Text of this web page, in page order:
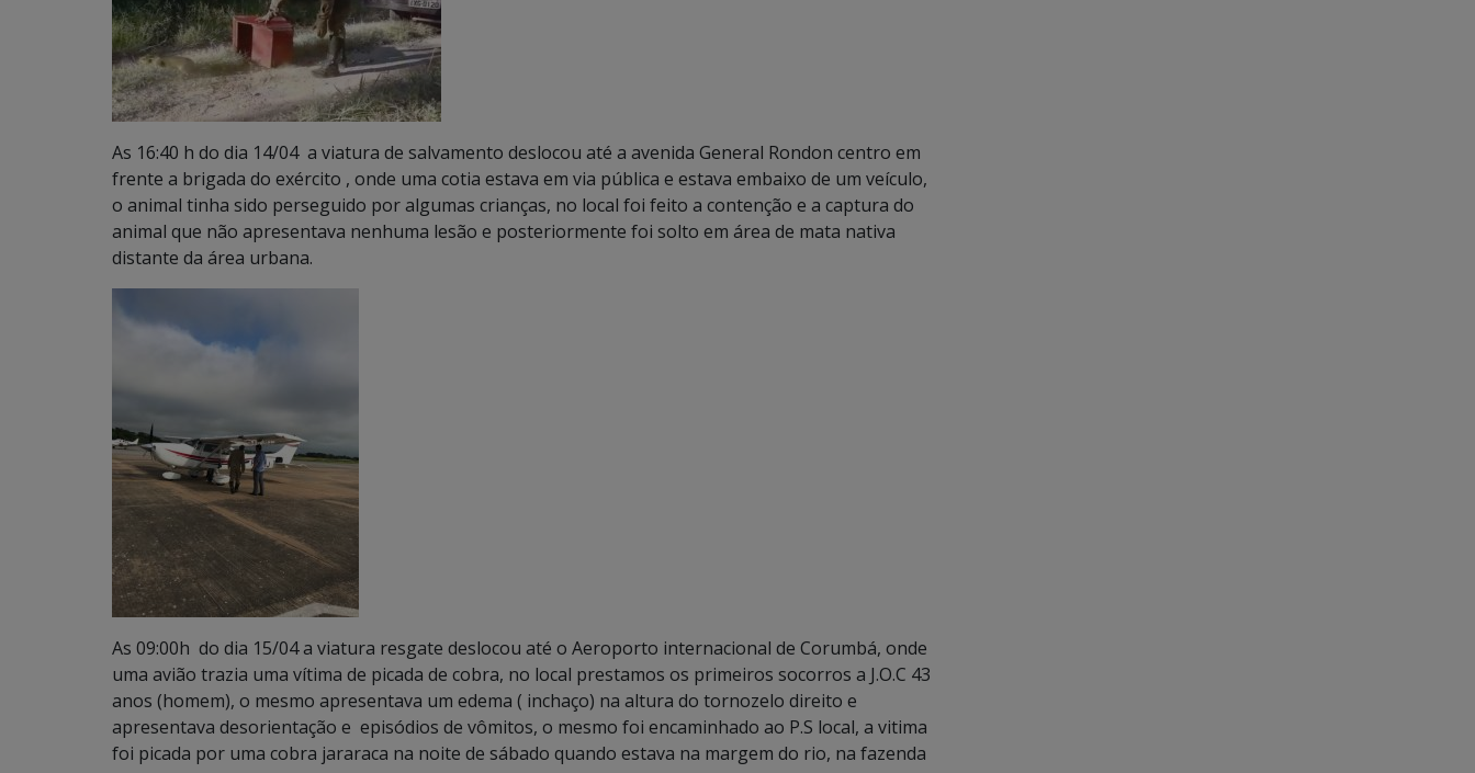
As 16:40 h do dia 14/04 a viatura de salvamento deslocou até a avenida General Rondon centro em
frente a brigada do exército , onde uma cotia estava em via pública e estava embaixo de um veículo,
o animal tinha sido perseguido por algumas crianças, no local foi feito a contenção e a captura do
animal que não apresentava nenhuma lesão e posteriormente foi solto em área de mata nativa
distante da área urbana.
As 09:00h do dia 15/04 a viatura resgate deslocou até o Aeroporto internacional de Corumbá, onde
uma avião trazia uma vítima de picada de cobra, no local prestamos os primeiros socorros a J.O.C 43
anos (homem), o mesmo apresentava um edema ( inchaço) na altura do tornozelo direito e
apresentava desorientação e episódios de vômitos, o mesmo foi encaminhado ao P.S local, a vitima
foi picada por uma cobra jararaca na noite de sábado quando estava na margem do rio, na fazenda